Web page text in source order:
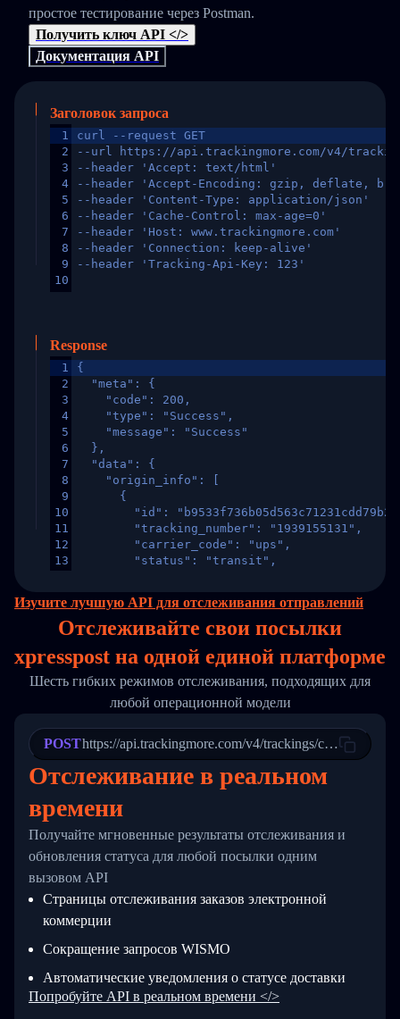
простое тестирование через Postman.
Получить ключ API </>
Документация API
Заголовок запроса
1
2
3
4
5
6
7
8
9
10
curl --request GET
--url https://api.trackingmore.com/v4/trackings/
--header 'Accept: text/html'
--header 'Accept-Encoding: gzip, deflate,
--header 'Content-Type: application/json'
--header 'Cache-Control: max-age=0'
--header 'Host: www.trackingmore.com'
--header 'Connection: keep-alive'
--header 'Tracking-Api-Key: 123'
Response
1
2
3
4
5
6
7
8
9
10
11
12
13
16
17
19
21
24
26
27
28
29
30
33
34
{
  "meta": {
    "code": 200,
    "type": "Success",
    "message": "Success"
  },
  "data": {
    "origin_info": [
      {
"id":
        "tracking_number": "1939155131",
        "carrier_code": "ups",
        "status": "transit",
        "itemTimeLength": 2,
        "weblink": "",
        "trackinfo": [
          {
            "Date": "2017-03-08 04: 22: 00",
"StatusDescription": "Departed
          },
          {
            "Date": "2017-03-06 15:28:00",
"StatusDescription": "Shipment
"Details": "BEIJING-
          }
        ]
  }
}
Изучите лучшую API для отслеживания отправлений
Отслеживайте свои посылки
xpresspost на одной единой платформе
Шесть гибких режимов отслеживания, подходящих для
любой операционной модели
POSThttps://api.trackingmore.com/v4/trackings/create
Отслеживание в реальном
времени
Получайте мгновенные результаты отслеживания и
обновления статуса для любой посылки одним
вызовом API
Страницы отслеживания заказов электронной
коммерции
Сокращение запросов WISMO
Автоматические уведомления о статусе доставки
Попробуйте API в реальном времени </>